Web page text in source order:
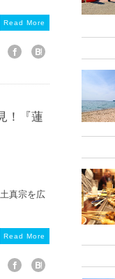
Read More
！『蓮
真宗を広
Read More